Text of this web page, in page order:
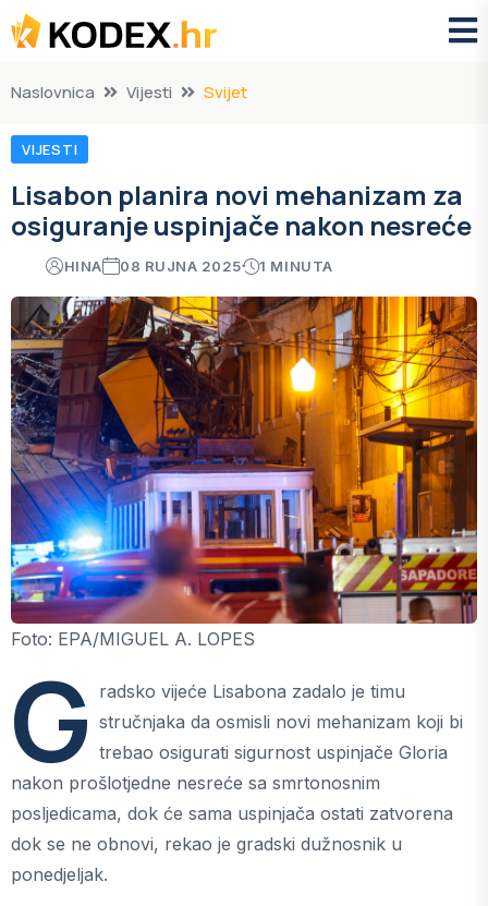
Naslovnica Vijesti Svijet
VIJESTI
Lisabon planira novi mehanizam za
osiguranje uspinjače nakon nesreće
HINA 08 RUJNA 2025 1 MINUTA
Foto: EPA/MIGUEL A. LOPES
G radsko vijeće Lisabona zadalo je timu
stručnjaka da osmisli novi mehanizam koji bi
trebao osigurati sigurnost uspinjače Gloria
nakon prošlotjedne nesreće sa smrtonosnim
posljedicama, dok će sama uspinjača ostati zatvorena
dok se ne obnovi, rekao je gradski dužnosnik u
ponedjeljak.